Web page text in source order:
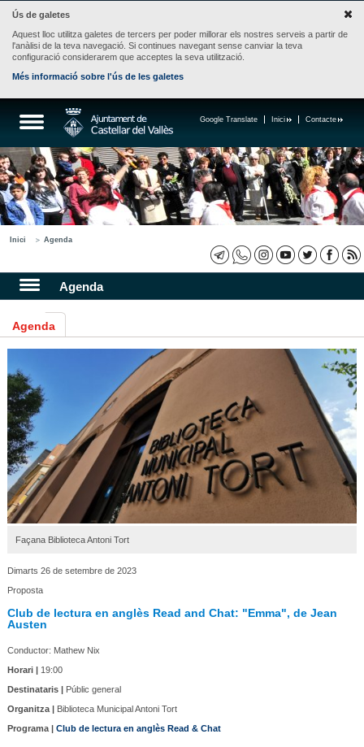
Ús de galetes
Aquest lloc utilitza galetes de tercers per poder millorar els nostres serveis a partir de
l'anàlisi de la teva navegació. Si continues navegant sense canviar la teva
configuració considerarem que acceptes la seva utilització.
Més informació sobre l'ús de les galetes
Contacte
Inici
Google Translate
Inici Agenda
Agenda
Agenda
Façana Biblioteca Antoni Tort
Dimarts 26 de setembre de 2023
Proposta
Club de lectura en anglès Read and Chat: "Emma", de Jean
Austen
Conductor: Mathew Nix
Horari |19:00
Destinataris |Públic general
Organitza |Biblioteca Municipal Antoni Tort
Programa | Club de lectura en anglès Read & Chat